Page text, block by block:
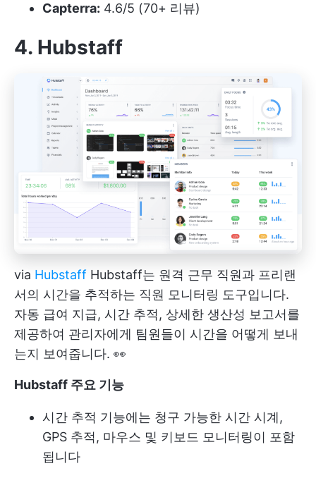
Capterra: 4.6/5 (70+ 리뷰)
4. Hubstaff
via Hubstaff Hubstaff는 원격 근무 직원과 프리랜
서의 시간을 추적하는 직원 모니터링 도구입니다.
자동 급여 지급, 시간 추적, 상세한 생산성 보고서를
제공하여 관리자에게 팀원들이 시간을 어떻게 보내
는지 보여줍니다. 👀
Hubstaff 주요 기능
시간 추적 기능에는 청구 가능한 시간 시계,
GPS 추적, 마우스 및 키보드 모니터링이 포함
됩니다